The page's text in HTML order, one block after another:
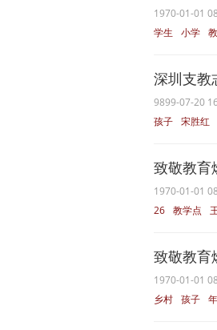
1970-01-01
学生
小学
深圳支教
9899-07-20
孩子 宋胜红
致敬教育
1970-01-01
26 教学点
致敬教育
1970-01-01
乡村 孩子